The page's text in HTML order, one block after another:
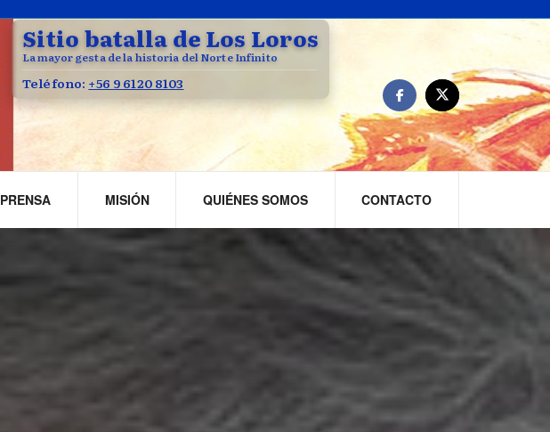
Sitio batalla de Los Loros
La mayor gesta de la historia del Norte Infinito
Teléfono: +56 9 6120 8103
PRENSA MISIÓN QUIÉNES SOMOS CONTACTO